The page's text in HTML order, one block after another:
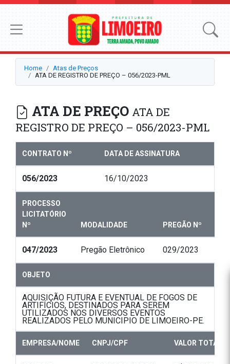
Home
Atas de Preços
ATA DE REGISTRO DE PREÇO – 056/2023-PML
ATA DE PREÇO ATA DE
REGISTRO DE PREÇO – 056/2023-PML
CONTRATO Nº DATA DE ASSINATURA
056/2023 16/10/2023
PROCESSO
LICITATÓRIO
Nº
MODALIDADE PREGÃO Nº
047/2023 Pregão Eletrônico 029/2023
OBJETO
AQUISIÇÃO FUTURA E EVENTUAL DE FOGOS DE
ARTIFÍCIOS, DESTINADOS PARA SEREM
UTILIZADOS NOS DIVERSOS EVENTOS
REALIZADOS PELO MUNICIPIO DE LIMOEIRO-PE.
EMPRESA/NOME CNPJ/CPF VALOR TOTAL